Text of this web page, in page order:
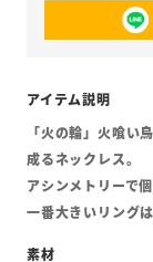
「火の輪」火喰い
成るネックレス。
アシンメトリーで
一番大きいリング